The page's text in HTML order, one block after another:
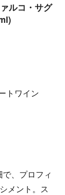
ルコ・サグ
トワイン
、プロフィ
メント。ス